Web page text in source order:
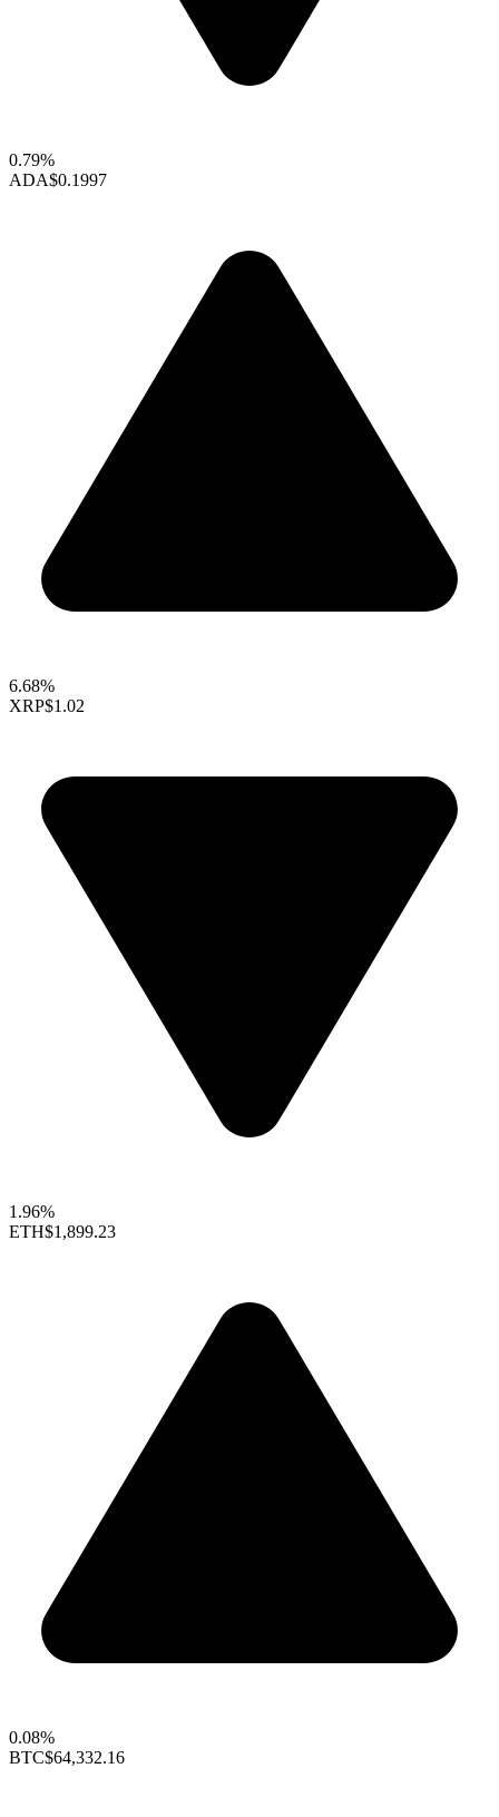
0.79%
ADA$0.1997
6.68%
XRP$1.02
1.96%
ETH$1,899.23
0.08%
BTC$64,332.16